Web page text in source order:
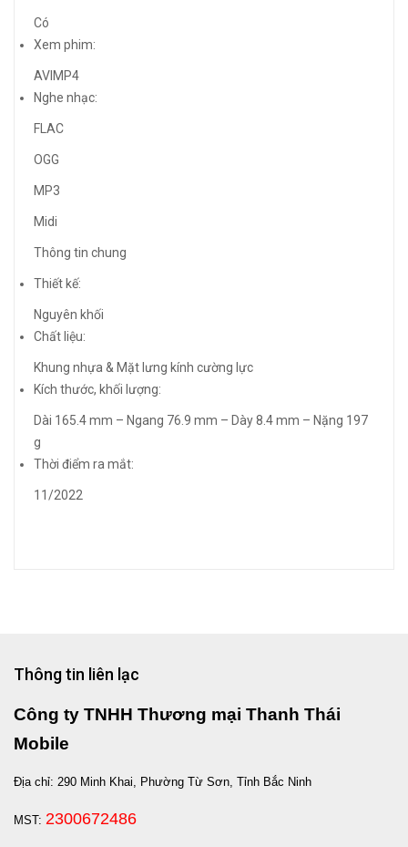
Có
Xem phim:
AVIMP4
Nghe nhạc:
FLAC
OGG
MP3
Midi
Thông tin chung
Thiết kế:
Nguyên khối
Chất liệu:
Khung nhựa & Mặt lưng kính cường lực
Kích thước, khối lượng:
Dài 165.4 mm – Ngang 76.9 mm – Dày 8.4 mm – Nặng 197
g
Thời điểm ra mắt:
11/2022
Thông tin liên lạc
Công ty TNHH Thương mại Thanh Thái
Mobile
Địa chỉ: 290 Minh Khai, Phường Từ Sơn, Tỉnh Bắc Ninh
MST: 2300672486